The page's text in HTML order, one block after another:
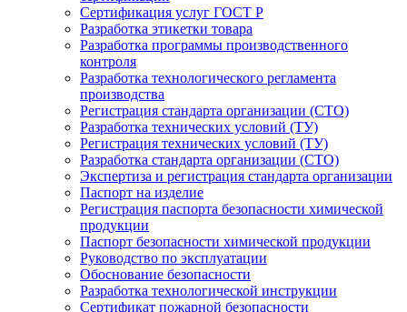
Сертификация услуг ГОСТ Р
Разработка этикетки товара
Разработка программы производственного
контроля
Разработка технологического регламента
производства
Регистрация стандарта организации (СТО)
Разработка технических условий (ТУ)
Регистрация технических условий (ТУ)
Разработка стандарта организации (СТО)
Экспертиза и регистрация стандарта организации
Паспорт на изделие
Регистрация паспорта безопасности химической
продукции
Паспорт безопасности химической продукции
Руководство по эксплуатации
Обоснование безопасности
Разработка технологической инструкции
Сертификат пожарной безопасности